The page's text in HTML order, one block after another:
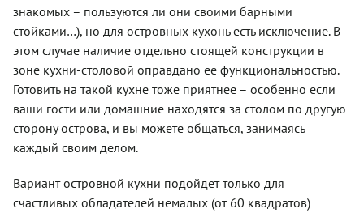
знакомых – пользуются ли они своими барными
стойками…), но для островных кухонь есть исключение. В
этом случае наличие отдельно стоящей конструкции в
зоне кухни-столовой оправдано её функциональностью.
Готовить на такой кухне тоже приятнее – особенно если
ваши гости или домашние находятся за столом по другую
сторону острова, и вы можете общаться, занимаясь
каждый своим делом.
Вариант островной кухни подойдет только для
счастливых обладателей немалых (от 60 квадратов)